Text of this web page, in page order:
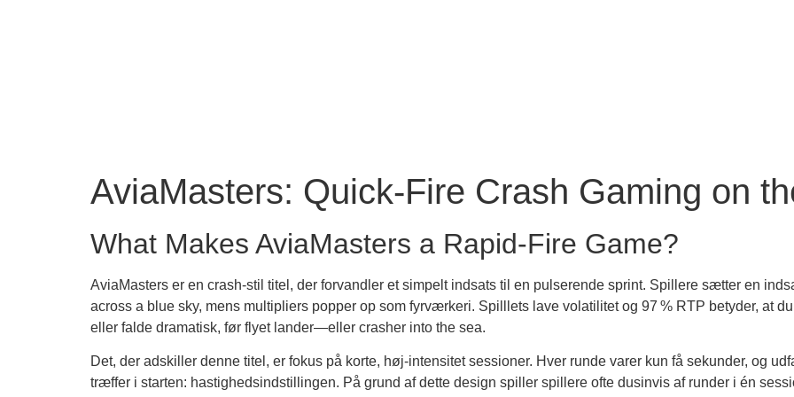
AviaMasters: Quick‑Fire Crash Gaming on
What Makes AviaMasters a Rapid‑Fire Game?
AviaMasters er en crash‑stil titel, der forvandler et simpelt indsats til en pulserende sprint. Spillere sætter en
across a blue sky, mens multipliers popper op som fyrværkeri. Spilllets lave volatilitet og 97 % RTP betyder, at
eller falde dramatisk, før flyet lander—eller crasher into the sea.
Det, der adskiller denne titel, er fokus på korte, høj‑intensitet sessioner. Hver runde varer kun få sekunder, og
træffer i starten: hastighedsindstillingen. På grund af dette design spiller spillere ofte dusinvis af runder i én